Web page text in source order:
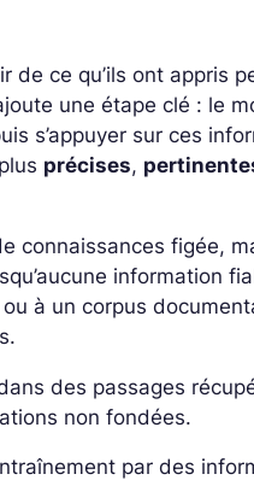
de ce qu’ils ont appris
une étape clé : le
s’appuyer sur ces
précises,
connaissances figée,
information
ou à un corpus
des passages
non fondées.
par des